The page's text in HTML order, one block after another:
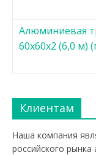
Алюминиевая
60х60х2 (6,0 м)
Клиентам
Наша компания
российского